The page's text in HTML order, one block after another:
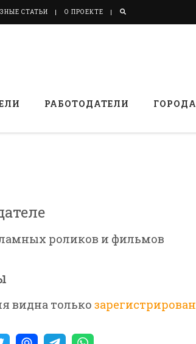
СТАТЬИ О ПРОЕКТЕ
РАБОТОДАТЕЛИ ГОРОДА
роликов и фильмов
видна только